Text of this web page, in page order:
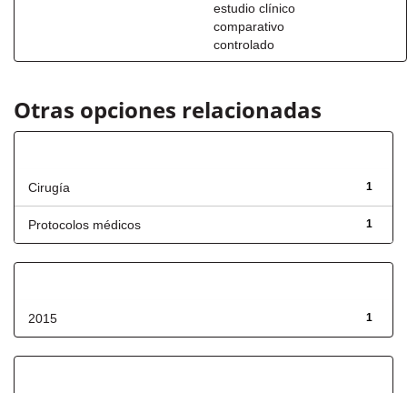
estudio clínico
comparativo
controlado
Otras opciones relacionadas
1
Cirugía
1
Protocolos médicos
1
2015